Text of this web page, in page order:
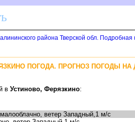
района Тверской обл.
ПОГОДА. ПРОГНОЗ ПОГОДЫ НА
в Устиново, Ферязкино:
ветер Западный,1 м/с